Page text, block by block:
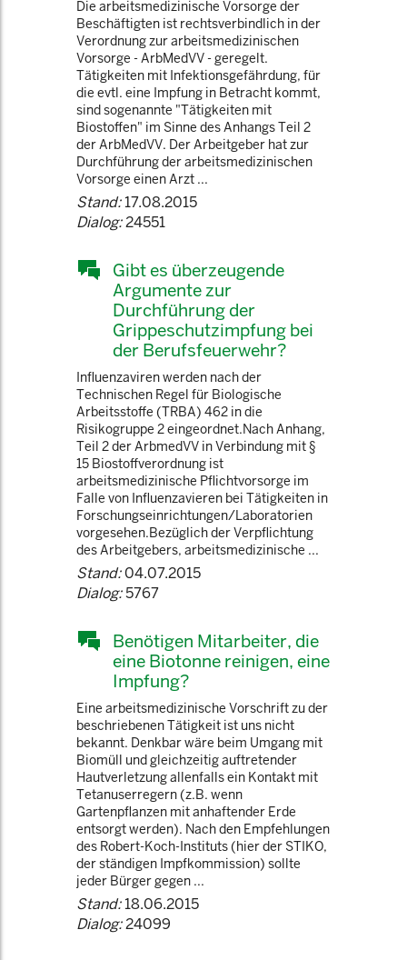
Die arbeitsmedizinische Vorsorge der
Beschäftigten ist rechtsverbindlich in der
Verordnung zur arbeitsmedizinischen
Vorsorge - ArbMedVV - geregelt.
Tätigkeiten mit Infektionsgefährdung, für
die evtl. eine Impfung in Betracht kommt,
sind sogenannte "Tätigkeiten mit
Biostoffen" im Sinne des Anhangs Teil 2
der ArbMedVV. Der Arbeitgeber hat zur
Durchführung der arbeitsmedizinischen
Vorsorge einen Arzt ...
Stand:17.08.2015
Dialog:24551
Gibt es überzeugende
Argumente zur
Durchführung der
Grippeschutzimpfung bei
der Berufsfeuerwehr?
Influenzaviren werden nach der
Technischen Regel für Biologische
Arbeitsstoffe (TRBA) 462 in die
Risikogruppe 2 eingeordnet.Nach Anhang,
Teil 2 der ArbmedVV in Verbindung mit §
15 Biostoffverordnung ist
arbeitsmedizinische Pflichtvorsorge im
Falle von Influenzavieren bei Tätigkeiten in
Forschungseinrichtungen/Laboratorien
vorgesehen.Bezüglich der Verpflichtung
des Arbeitgebers, arbeitsmedizinische ...
Stand:04.07.2015
Dialog:5767
Benötigen Mitarbeiter, die
eine Biotonne reinigen, eine
Impfung?
Eine arbeitsmedizinische Vorschrift zu der
beschriebenen Tätigkeit ist uns nicht
bekannt. Denkbar wäre beim Umgang mit
Biomüll und gleichzeitig auftretender
Hautverletzung allenfalls ein Kontakt mit
Tetanuserregern (z.B. wenn
Gartenpflanzen mit anhaftender Erde
entsorgt werden). Nach den Empfehlungen
des Robert-Koch-Instituts (hier der STIKO,
der ständigen Impfkommission) sollte
jeder Bürger gegen ...
Stand:18.06.2015
Dialog:24099